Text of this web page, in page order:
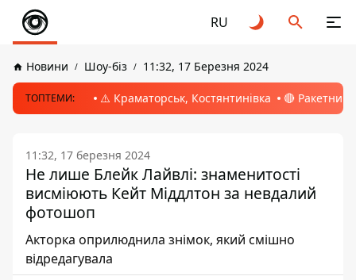
RU
Новини Шоу-біз 11:32, 17 Березня 2024
ТОПТЕМИ: ⚠️ Краматорськ, Костянтинівка 🔴 Ракетний
11:32, 17 березня 2024
Не лише Блейк Лайвлі: знаменитості
висміюють Кейт Міддлтон за невдалий
фотошоп
Акторка оприлюднила знімок, який смішно
відредагувала